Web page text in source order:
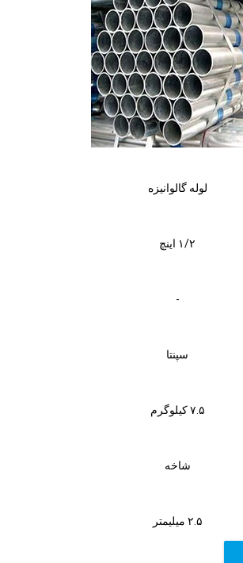
لوله گالوانیزه
۱/۲ اینچ
-
سپنتا
۷.۵ کیلوگرم
شاخه
۲.۵ میلیمتر